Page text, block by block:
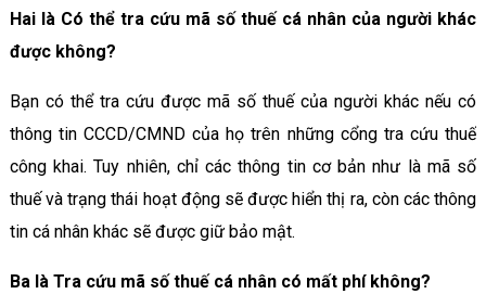
Hai là Có thể tra cứu mã số thuế cá nhân của người khác
được không?
Bạn có thể tra cứu được mã số thuế của người khác nếu có
thông tin CCCD/CMND của họ trên những cổng tra cứu thuế
công khai. Tuy nhiên, chỉ các thông tin cơ bản như là mã số
thuế và trạng thái hoạt động sẽ được hiển thị ra, còn các thông
tin cá nhân khác sẽ được giữ bảo mật.
Ba là Tra cứu mã số thuế cá nhân có mất phí không?